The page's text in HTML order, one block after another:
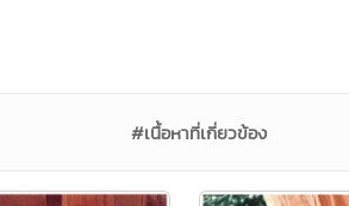
#เนื้อหาที่เกี่ยวข้อง